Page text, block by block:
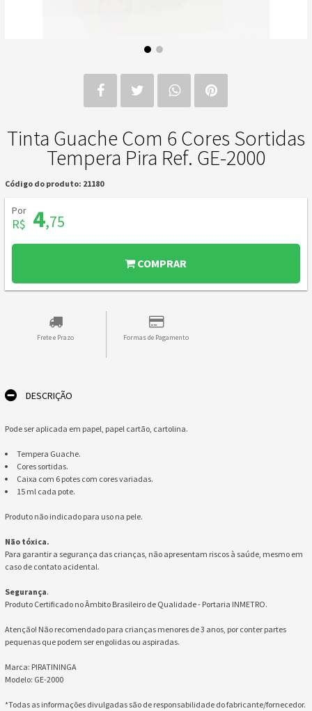
Tinta Guache Com 6 Cores Sortidas
Tempera Pira Ref. GE-2000
Código do produto: 21180
Por
R$ 4,75
COMPRAR
Frete e Prazo Formas de Pagamento
DESCRIÇÃO
Pode ser aplicada em papel, papel cartão, cartolina.
Tempera Guache.
Cores sortidas.
Caixa com 6 potes com cores variadas.
15 ml cada pote.
Produto não indicado para uso na pele.
Não tóxica.
Para garantir a segurança das crianças, não apresentam riscos à saúde, mesmo em
caso de contato acidental.
Segurança.
Produto Certificado no Âmbito Brasileiro de Qualidade - Portaria INMETRO.
Atenção! Não recomendado para crianças menores de 3 anos, por conter partes
pequenas que podem ser engolidas ou aspiradas.
Marca: PIRATININGA
Modelo: GE-2000
*Todas as informações divulgadas são de responsabilidade do fabricante/fornecedor.